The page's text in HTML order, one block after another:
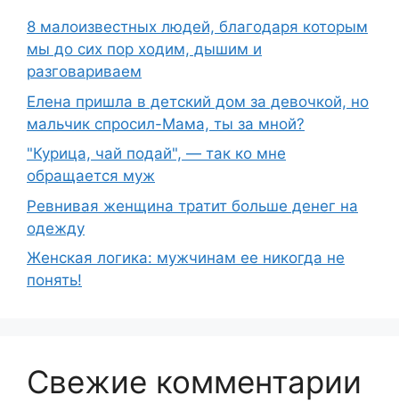
8 малоизвестных людей, благодаря которым
мы до сих пор ходим, дышим и
разговариваем
Елена пришла в детский дом за девочкой, но
мальчик спросил-Мама, ты за мной?
"Курица, чай подай", — так ко мне
обращается муж
Ревнивая женщина тратит больше денег на
одежду
Женская логика: мужчинам ее никогда не
понять!
Свежие комментарии